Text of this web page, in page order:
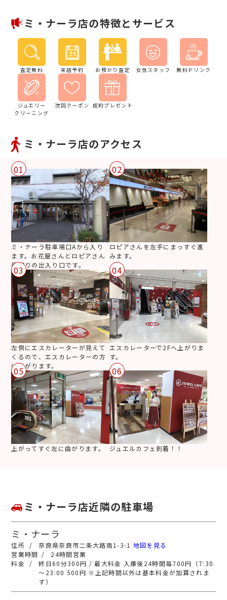
ミ・ナーラ店の特徴とサービス
査定無料 来店予約 お預かり査定 女性スタッフ 無料ドリンク
ジュエリー
クリーニング
次回クーポン 成約プレゼント
ミ・ナーラ店のアクセス
01
ミ・ナーラ駐車場口Aから入り
ます。お花屋さんとロピアさん
最寄りの出入り口です。
02
ロピアさんを左手にまっすぐ進
みます。
03
左側にエスカレーターが見えて
くるので、エスカレーターの方
に曲がります。
04
エスカレーターで2Fへ上がりま
す。
05
上がってすぐ左に曲がります。
06
ジュエルカフェ到着！！
ミ・ナーラ店近隣の駐車場
ミ・ナーラ
奈良県奈良市二条大路南1-3-1 地図を見る
24時間営業
終日60分300円 / 最大料金 入庫後24時間毎700円（7:30
～23:00 500円 ※上記時間以外は基本料金が加算されま
す）